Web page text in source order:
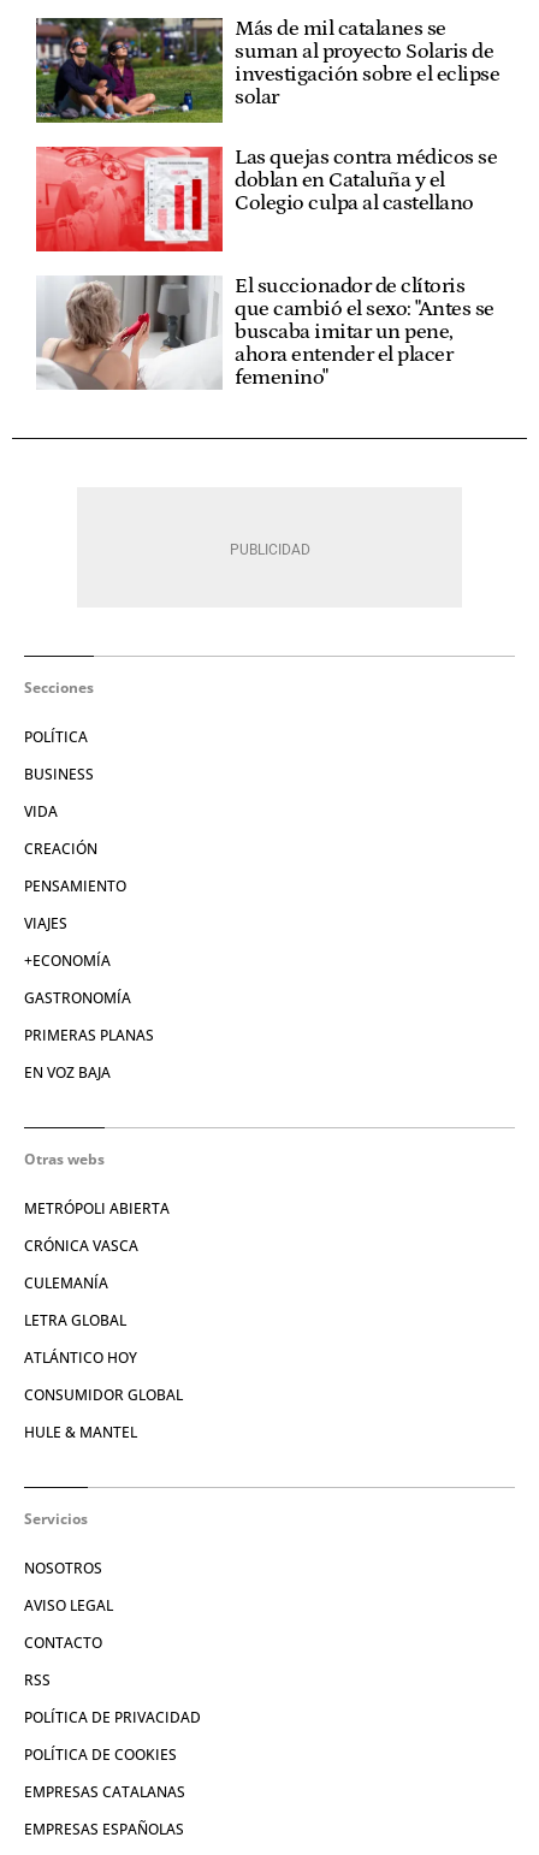
Más de mil catalanes se
suman al proyecto Solaris de
investigación sobre el eclipse
solar
Las quejas contra médicos se
doblan en Cataluña y el
Colegio culpa al castellano
El succionador de clítoris
que cambió el sexo: "Antes se
buscaba imitar un pene,
ahora entender el placer
femenino"
Secciones
POLÍTICA
BUSINESS
VIDA
CREACIÓN
PENSAMIENTO
VIAJES
+ECONOMÍA
GASTRONOMÍA
PRIMERAS PLANAS
EN VOZ BAJA
Otras webs
METRÓPOLI ABIERTA
CRÓNICA VASCA
CULEMANÍA
LETRA GLOBAL
ATLÁNTICO HOY
CONSUMIDOR GLOBAL
HULE & MANTEL
Servicios
NOSOTROS
AVISO LEGAL
CONTACTO
RSS
POLÍTICA DE PRIVACIDAD
POLÍTICA DE COOKIES
EMPRESAS CATALANAS
EMPRESAS ESPAÑOLAS